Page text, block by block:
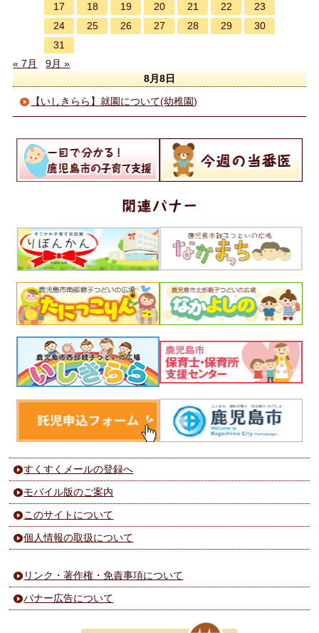
17
18 19 20 21 22
23
24
25 26 27 28 29
30
31
« 7月
9月 »
8月8日
【いしきらら】就園について(幼稚園)
すくすくメールの登録へ
モバイル版のご案内
このサイトについて
個人情報の取扱について
リンク・著作権・免責事項について
バナー広告について